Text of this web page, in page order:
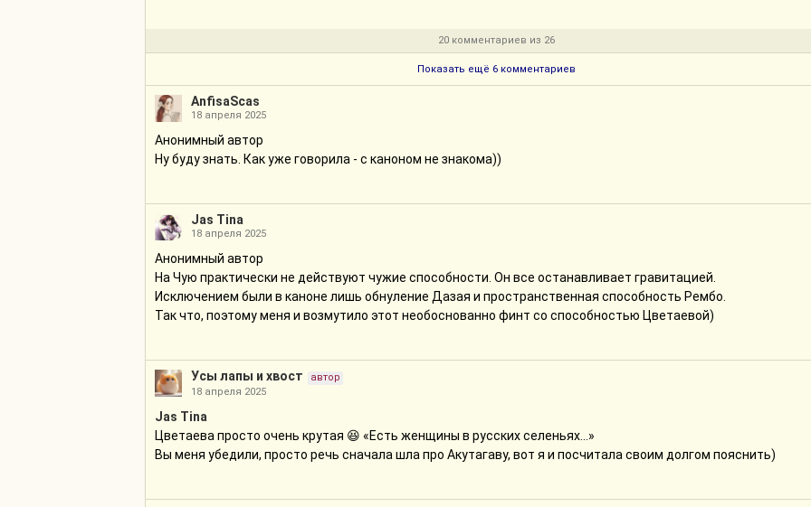
20 комментариев из 26
Показать ещё 6 комментариев
AnfisaScas
18 апреля 2025
Анонимный автор
Ну буду знать. Как уже говорила - с каноном не знакома))
Jas Tina
18 апреля 2025
Анонимный автор
На Чую практически не действуют чужие способности. Он все останавливает гравитацией.
Исключением были в каноне лишь обнуление Дазая и пространственная способность Рембо.
Так что, поэтому меня и возмутило этот необоснованно финт со способностью Цветаевой)
Усы лапы и хвост
автор
18 апреля 2025
Jas Tina
Цветаева просто очень крутая 😆 «Есть женщины в русских селеньях...»
Вы меня убедили, просто речь сначала шла про Акутагаву, вот я и посчитала своим долгом пояснить)